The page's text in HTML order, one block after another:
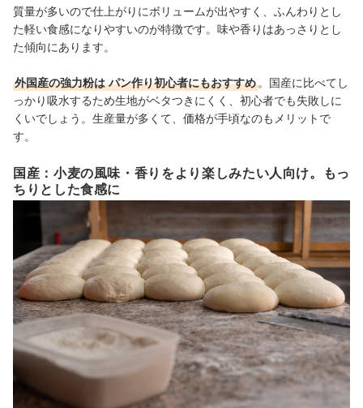
質量が多いので仕上がりにボリュームが出やすく、ふんわりとし
た軽い食感になりやすいのが特徴です。味や香りはあっさりとし
た傾向にあります。
外国産の強力粉は パン作り初心者にもおすすめ 。国産に比べてし
っかり吸水するため生地がベタつきにくく、初心者でも失敗しに
くいでしょう。生産量が多くて、価格が手頃なのもメリットで
す。
国産：小麦の風味・香りをより楽しみたい人向け。もっ
ちりとした食感に